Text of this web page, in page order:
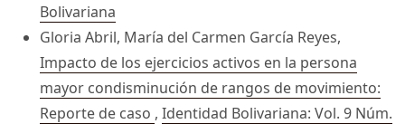
Bolivariana
Gloria Abril, María del Carmen García Reyes,
Impacto de los ejercicios activos en la persona
mayor condisminución de rangos de movimiento:
Reporte de caso , Identidad Bolivariana: Vol. 9 Núm.